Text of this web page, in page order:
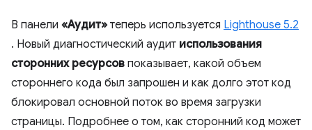
В панели «Аудит» теперь используется Lighthouse 5.2
. Новый диагностический аудит использования
сторонних ресурсов показывает, какой объем
стороннего кода был запрошен и как долго этот код
блокировал основной поток во время загрузки
страницы. Подробнее о том, как сторонний код может